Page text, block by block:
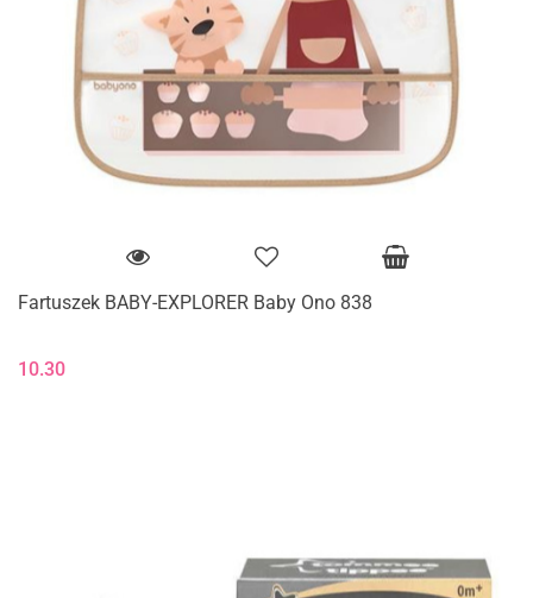
Fartuszek BABY-EXPLORER Baby Ono 838
10.30